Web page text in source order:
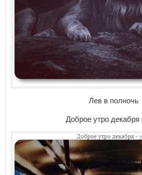
Лев в полночь
Доброе утро